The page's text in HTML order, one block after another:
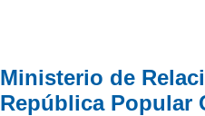
Ministerio de
República Popular